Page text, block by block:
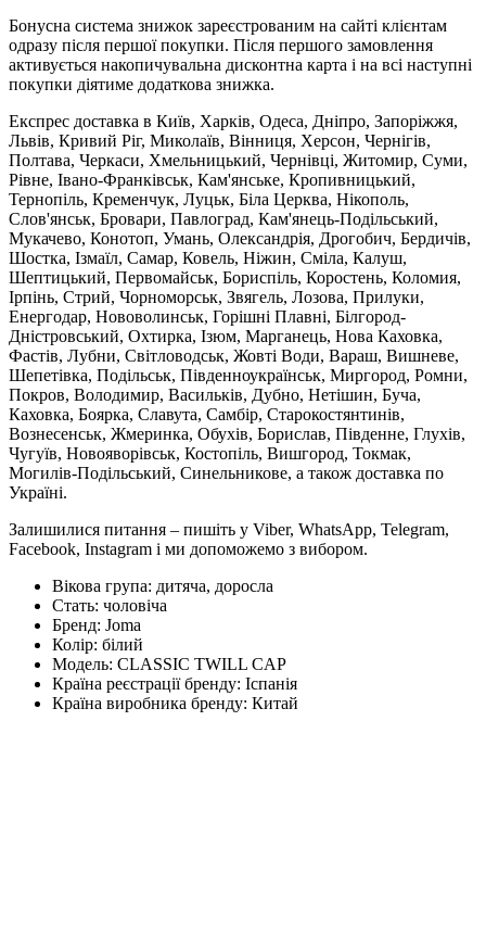
Бонусна система знижок зареєстрованим на сайті клієнтам
одразу після першої покупки. Після першого замовлення
активується накопичувальна дисконтна карта і на всі наступні
покупки діятиме додаткова знижка.
Експрес доставка в Київ, Харків, Одеса, Дніпро, Запоріжжя,
Львів, Кривий Ріг, Миколаїв, Вінниця, Херсон, Чернігів,
Полтава, Черкаси, Хмельницький, Чернівці, Житомир, Суми,
Рівне, Івано-Франківськ, Кам'янське, Кропивницький,
Тернопіль, Кременчук, Луцьк, Біла Церква, Нікополь,
Слов'янськ, Бровари, Павлоград, Кам'янець-Подільський,
Мукачево, Конотоп, Умань, Олександрія, Дрогобич, Бердичів,
Шостка, Ізмаїл, Самар, Ковель, Ніжин, Сміла, Калуш,
Шептицький, Первомайськ, Бориспіль, Коростень, Коломия,
Ірпінь, Стрий, Чорноморськ, Звягель, Лозова, Прилуки,
Енергодар, Нововолинськ, Горішні Плавні, Білгород-
Дністровський, Охтирка, Ізюм, Марганець, Нова Каховка,
Фастів, Лубни, Світловодськ, Жовті Води, Вараш, Вишневе,
Шепетівка, Подільськ, Південноукраїнськ, Миргород, Ромни,
Покров, Володимир, Васильків, Дубно, Нетішин, Буча,
Каховка, Боярка, Славута, Самбір, Старокостянтинів,
Вознесенськ, Жмеринка, Обухів, Борислав, Південне, Глухів,
Чугуїв, Новояворівськ, Костопіль, Вишгород, Токмак,
Могилів-Подільський, Синельникове, а також доставка по
Україні.
Залишилися питання – пишіть у Viber, WhatsApp, Telegram,
Facebook, Instagram і ми допоможемо з вибором.
Вікова група: дитяча, доросла
Стать: чоловіча
Бренд: Joma
Колір: білий
Модель: CLASSIC TWILL CAP
Країна реєстрації бренду: Іспанія
Країна виробника бренду: Китай